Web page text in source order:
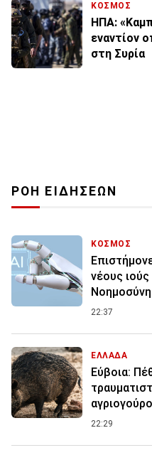
ΚΟΣΜΟΣ
ΗΠΑ:
εναντίον
στη Συρία
ΡΟΗ ΕΙΔΗΣΕΩΝ
ΚΟΣΜΟΣ
νέους
22:37
ΕΛΛΑΔΑ
Εύβοια:
22:29